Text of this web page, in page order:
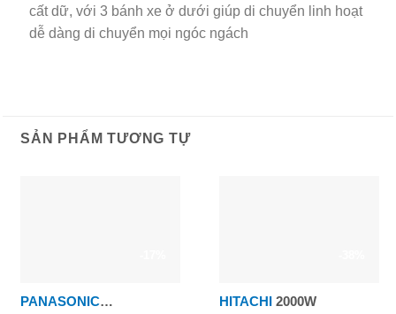
cất dữ, với 3 bánh xe ở dưới giúp di chuyển linh hoạt
dễ dàng di chuyển mọi ngóc ngách
SẢN PHẨM TƯƠNG TỰ
PANASONIC
HITACHI 2000W